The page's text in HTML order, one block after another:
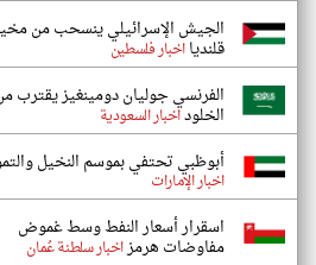
الجيش الإسرائيلي ينسحب من
قلنديااخبار فلسطين
الفرنسي جوليان دومينغيز يقترب
الخلوداخبار السعودية
أبوظبي تحتفي بموسم النخيل
اخبار الإمارات
اسقرار أسعار النفط وسط غموض
مفاوضات هرمزاخبار سلطنة عُمان